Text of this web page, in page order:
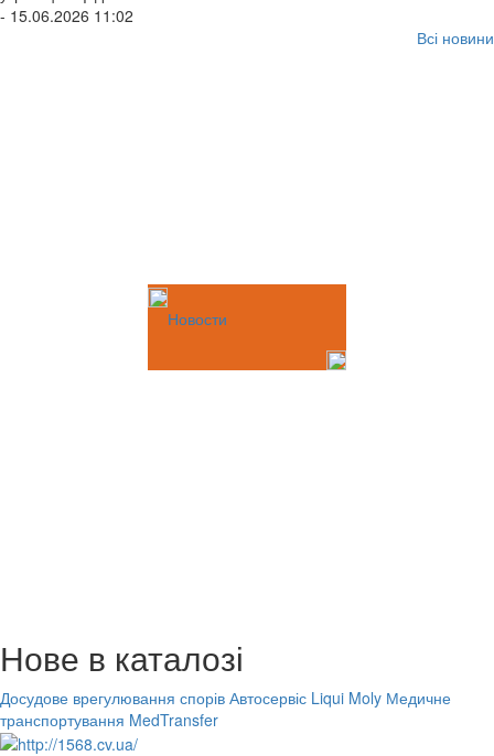
- 15.06.2026 11:02
Всі новини
Новости
Нове в каталозі
Досудове врегулювання спорів Автосервіс Liqui Moly Медичне
транспортування MedTransfer